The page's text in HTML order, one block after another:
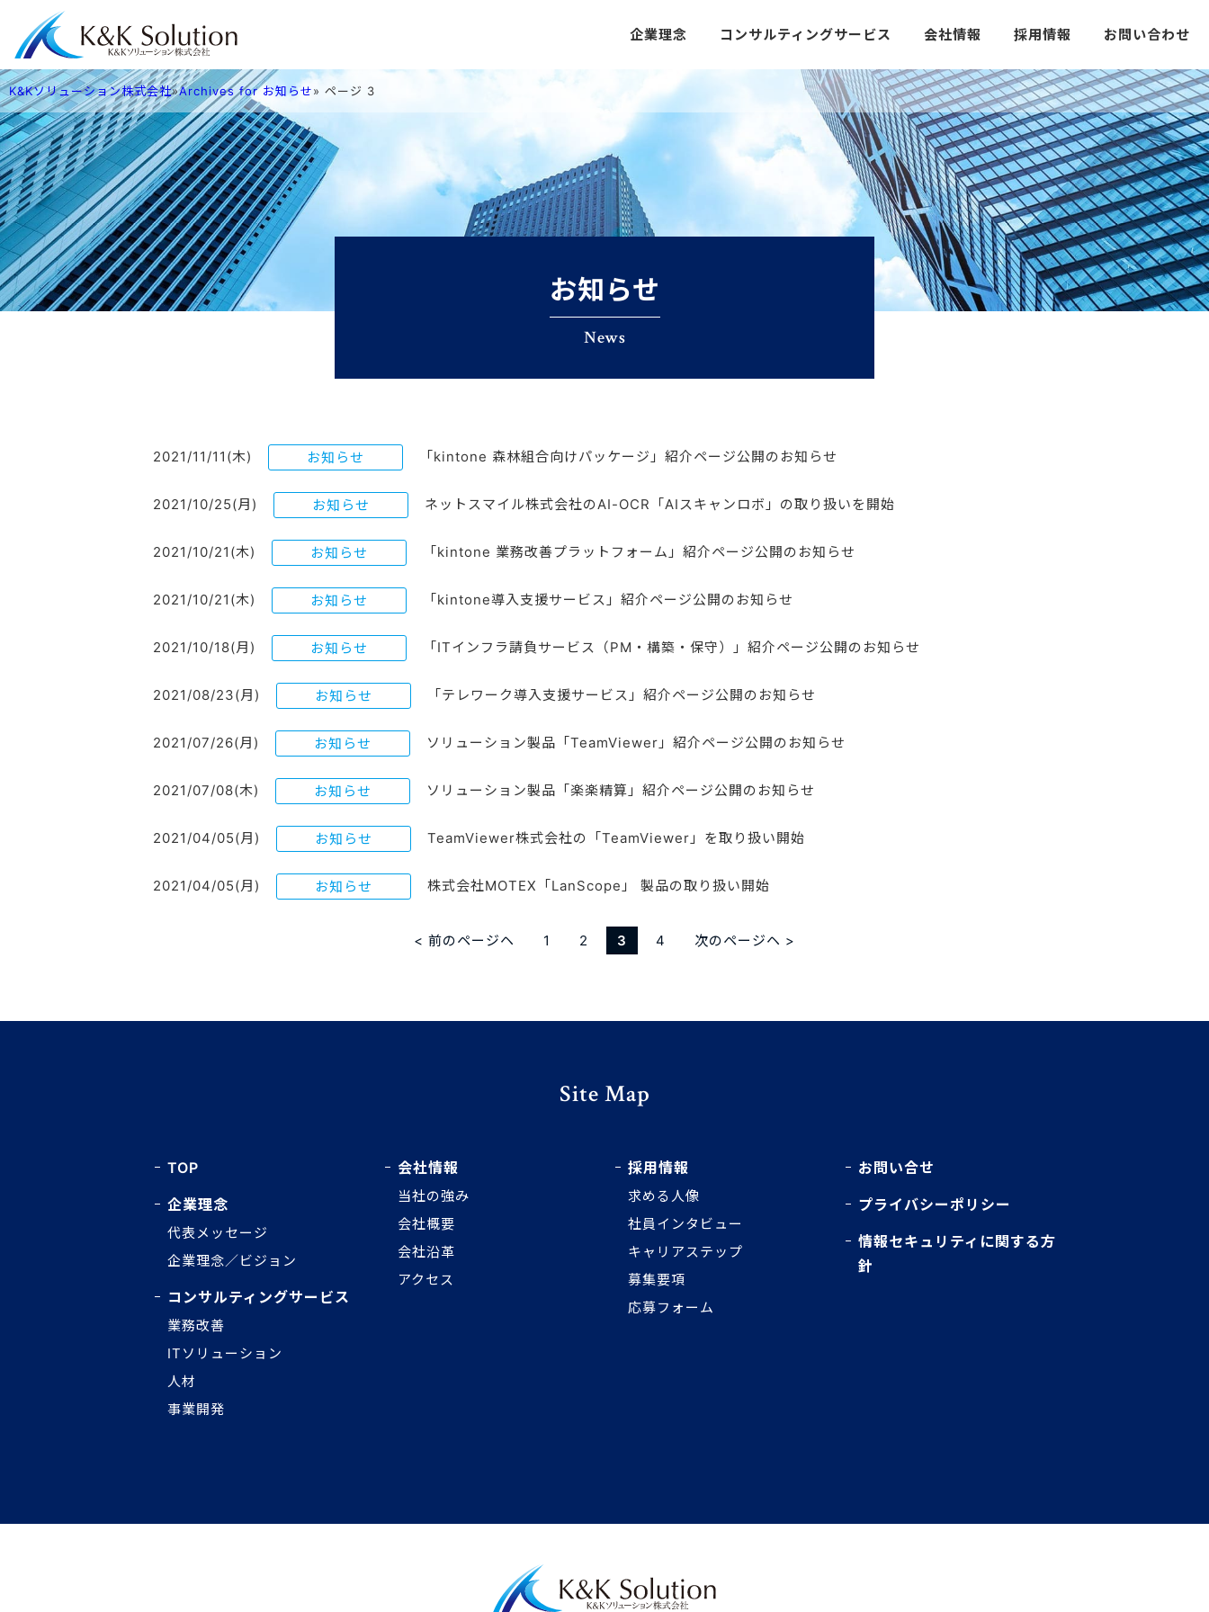
企業理念
代表メッセージ
企業理念/ビジョン
コンサルティングサービス
ITソリューション
人材
事業開発
会社情報
当社の強み
会社概要
会社沿革
アクセス
採用情報
求める人物像
社員インタビュー
キャリアステップ
募集要項
応募フォーム
お問い合わせ
K&Kソリューション株式会社»Archives for お知らせ» ページ 3
お知らせ
News
2021/11/11(木) お知らせ 「kintone 森林組合向けパッケージ」紹介ページ公開のお知らせ
2021/10/25(月) お知らせ ネットスマイル株式会社のAI-OCR「AIスキャンロボ」の取り扱いを開始
2021/10/21(木) お知らせ 「kintone 業務改善プラットフォーム」紹介ページ公開のお知らせ
2021/10/21(木) お知らせ 「kintone導入支援サービス」紹介ページ公開のお知らせ
2021/10/18(月) お知らせ 「ITインフラ請負サービス（PM・構築・保守）」紹介ページ公開のお知らせ
2021/08/23(月) お知らせ 「テレワーク導入支援サービス」紹介ページ公開のお知らせ
2021/07/26(月) お知らせ ソリューション製品「TeamViewer」紹介ページ公開のお知らせ
2021/07/08(木) お知らせ ソリューション製品「楽楽精算」紹介ページ公開のお知らせ
2021/04/05(月) お知らせ TeamViewer株式会社の「TeamViewer」を取り扱い開始
2021/04/05(月) お知らせ 株式会社MOTEX「LanScope」 製品の取り扱い開始
< 前のページヘ 1 2 3 4 次のページヘ >
Site Map
TOP
企業理念
代表メッセージ
企業理念／ビジョン
コンサルティングサービス
業務改善
ITソリューション
人材
事業開発
会社情報
当社の強み
会社概要
会社沿革
アクセス
採用情報
求める人像
社員インタビュー
キャリアステップ
募集要項
応募フォーム
お問い合せ
プライバシーポリシー
情報セキュリティに関する方
針